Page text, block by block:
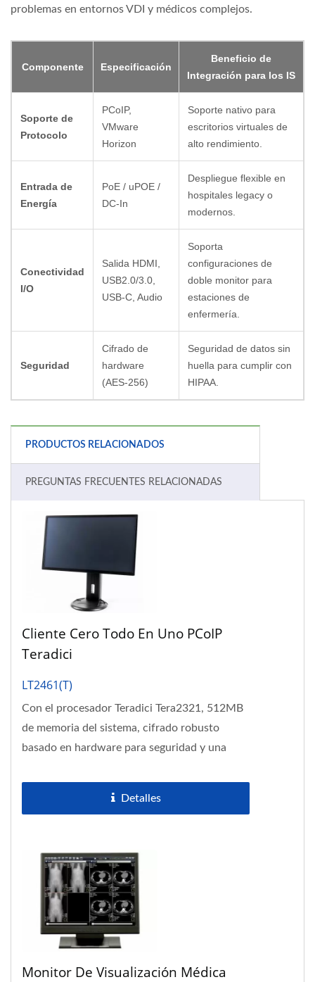
problemas en entornos VDI y médicos complejos.
Componente Especificación
Beneficio de
Integración para los IS
Soporte de
Protocolo
PCoIP,
VMware
Horizon
Soporte nativo para
escritorios virtuales de
alto rendimiento.
Entrada de
Energía
PoE / uPOE /
DC-In
Despliegue flexible en
hospitales legacy o
modernos.
Conectividad
I/O
Salida HDMI,
USB2.0/3.0,
USB-C, Audio
Soporta
configuraciones de
doble monitor para
estaciones de
enfermería.
Seguridad
Cifrado de
hardware
(AES-256)
Seguridad de datos sin
huella para cumplir con
HIPAA.
PRODUCTOS RELACIONADOS
PREGUNTAS FRECUENTES RELACIONADAS
Cliente Cero Todo En Uno PCoIP
Teradici
LT2461(T)
Con el procesador Teradici Tera2321, 512MB
de memoria del sistema, cifrado robusto
basado en hardware para seguridad y una
Detalles
Monitor De Visualización Médica